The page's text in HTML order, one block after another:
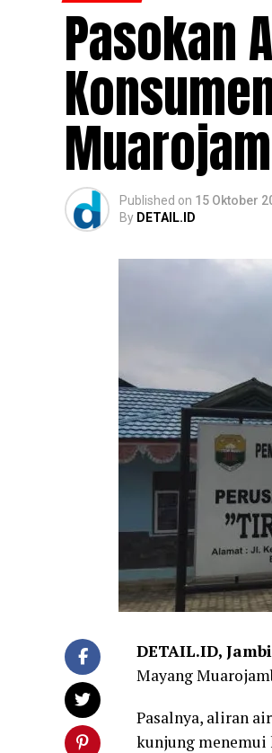
Pasokan
Published on 15 Oktober
By DETAIL.ID
DETAIL.ID, Jambi
Mayang
Pasalnya, aliran
kunjung menemui